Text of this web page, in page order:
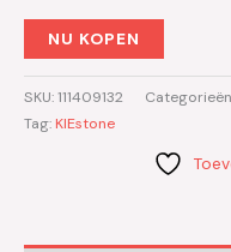
NU KOPEN
SKU:111409132
Tag: KIEstone